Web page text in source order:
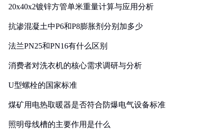
20x40x2镀锌方管单米重量计算与应用分析
抗渗混凝土中P6和P8膨胀剂分别加多少
法兰PN25和PN16有什么区别
消费者对洗衣机的核心需求调研与分析
U型螺栓的国家标准
煤矿用电热取暖器是否符合防爆电气设备标准
照明母线槽的主要作用是什么